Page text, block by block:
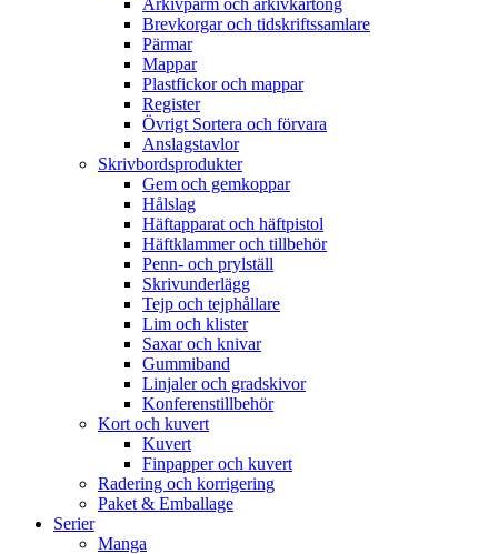
Arkivpärm och arkivkartong
Brevkorgar och tidskriftssamlare
Pärmar
Mappar
Plastfickor och mappar
Register
Övrigt Sortera och förvara
Anslagstavlor
Skrivbordsprodukter
Gem och gemkoppar
Hålslag
Häftapparat och häftpistol
Häftklammer och tillbehör
Penn- och prylställ
Skrivunderlägg
Tejp och tejphållare
Lim och klister
Saxar och knivar
Gummiband
Linjaler och gradskivor
Konferenstillbehör
Kort och kuvert
Kuvert
Finpapper och kuvert
Radering och korrigering
Paket & Emballage
Serier
Manga